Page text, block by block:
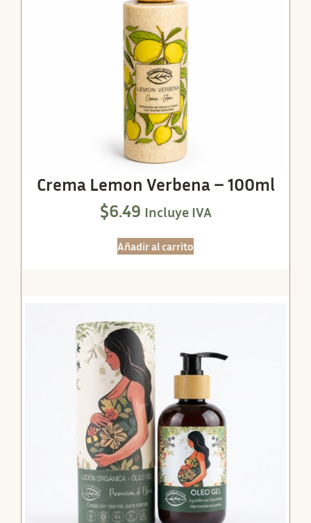
Crema Lemon Verbena – 100ml
$6.49 Incluye IVA
Añadir al carrito